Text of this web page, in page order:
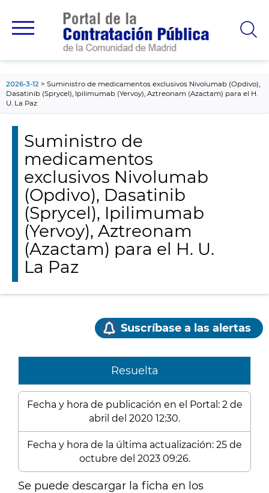
principal
2026-3-12
Suministro de medicamentos exclusivos Nivolumab (Opdivo),
Dasatinib (Sprycel), Ipilimumab (Yervoy), Aztreonam (Azactam) para el H.
U. La Paz
Suministro de
medicamentos
exclusivos Nivolumab
(Opdivo), Dasatinib
(Sprycel), Ipilimumab
(Yervoy), Aztreonam
(Azactam) para el H. U.
La Paz
Suscríbase a las alertas
Resuelta
Fecha y hora de publicación en el Portal: 2 de
abril del 2020 12:30.
Fecha y hora de la última actualización: 25 de
octubre del 2023 09:26.
Se puede descargar la ficha en los